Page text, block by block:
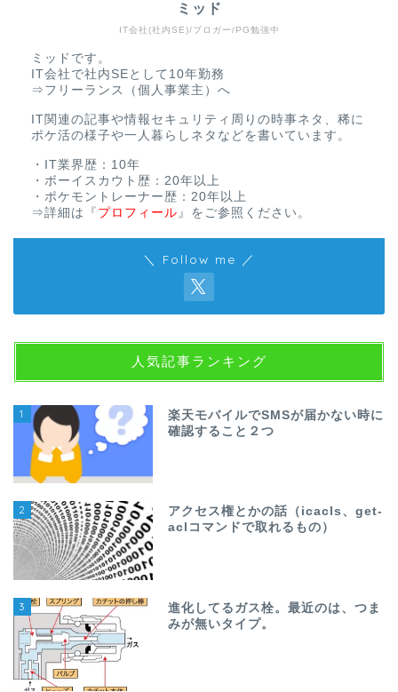
IT会社(社内SE)/ブロガー/PG勉強中
ミッド
ミッドです。
IT会社で社内SEとして10年勤務
⇒フリーランス（個人事業主）へ
IT関連の記事や情報セキュリティ周りの時事ネタ、稀に
ポケ活の様子や一人暮らしネタなどを書いています。
・IT業界歴：10年
・ボーイスカウト歴：20年以上
・ポケモントレーナー歴：20年以上
⇒詳細は
『 プロフィール 』 をご参照ください。
＼ Follow me ／
人気記事ランキング
1
楽天モバイルでSMSが届かない時に
確認すること２つ
2
アクセス権とかの話（icacls、get-
aclコマンドで取れるもの）
3
進化してるガス栓。最近のは、つま
みが無いタイプ。